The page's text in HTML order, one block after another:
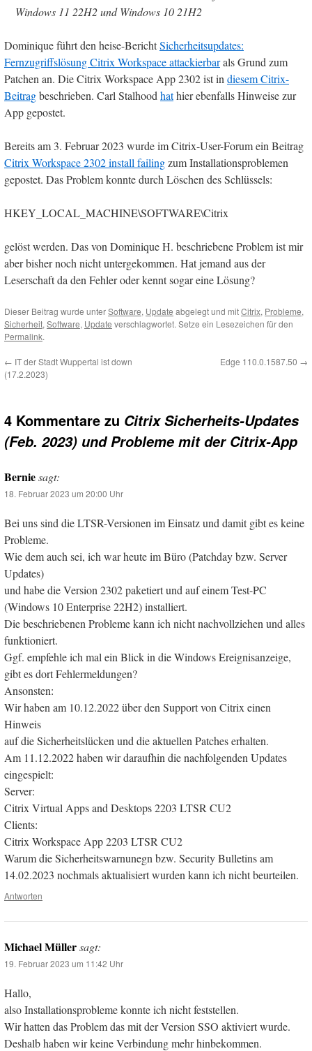
Windows 11 22H2 und Windows 10 21H2
Dominique führt den heise-BerichtSicherheitsupdates:
Fernzugriffslösung Citrix Workspace attackierbarals Grund zum
Patchen an. Die Citrix Workspace App 2302 ist in diesem Citrix-
Beitragbeschrieben. Carl Stalhood hathier ebenfalls Hinweise zur
App gepostet.
Bereits am 3. Februar 2023 wurde im Citrix-User-Forum ein Beitrag
Citrix Workspace 2302 install failingzum Installationsproblemen
gepostet. Das Problem konnte durch Löschen des Schlüssels:
HKEY_LOCAL_MACHINE\SOFTWARE\Citrix
gelöst werden. Das von Dominique H. beschriebene Problem ist mir
aber bisher noch nicht untergekommen. Hat jemand aus der
Leserschaft da den Fehler oder kennt sogar eine Lösung?
Dieser Beitrag wurde unterSoftware, Update abgelegt und mitCitrix, Probleme,
Sicherheit, Software, Update verschlagwortet. Setze ein Lesezeichen für den
Permalink.
← IT der Stadt Wuppertal ist down
(17.2.2023)
Edge 110.0.1587.50 →
4 Kommentare zu Citrix Sicherheits-Updates
(Feb. 2023) und Probleme mit der Citrix-App
Berniesagt:
18. Februar 2023 um 20:00 Uhr
Bei uns sind die LTSR-Versionen im Einsatz und damit gibt es keine
Probleme.
Wie dem auch sei, ich war heute im Büro (Patchday bzw. Server
Updates)
und habe die Version 2302 paketiert und auf einem Test-PC
(Windows 10 Enterprise 22H2) installiert.
Die beschriebenen Probleme kann ich nicht nachvollziehen und alles
funktioniert.
Ggf. empfehle ich mal ein Blick in die Windows Ereignisanzeige,
gibt es dort Fehlermeldungen?
Ansonsten:
Wir haben am 10.12.2022 über den Support von Citrix einen
Hinweis
auf die Sicherheitslücken und die aktuellen Patches erhalten.
Am 11.12.2022 haben wir daraufhin die nachfolgenden Updates
eingespielt:
Server:
Citrix Virtual Apps and Desktops 2203 LTSR CU2
Clients:
Citrix Workspace App 2203 LTSR CU2
Warum die Sicherheitswarnunegn bzw. Security Bulletins am
14.02.2023 nochmals aktualisiert wurden kann ich nicht beurteilen.
Antworten
Michael Müllersagt:
19. Februar 2023 um 11:42 Uhr
Hallo,
also Installationsprobleme konnte ich nicht feststellen.
Wir hatten das Problem das mit der Version SSO aktiviert wurde.
Deshalb haben wir keine Verbindung mehr hinbekommen.